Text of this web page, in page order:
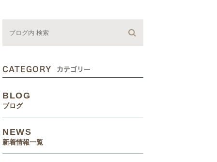
CATEGORY カテゴリー
BLOG
ブログ
NEWS
新着情報一覧